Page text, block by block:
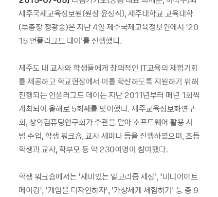
제주국제교육정보원(원장 윤상식), 제주대학교 교육대학
(부총장 정광중)은 지난 4일 제주국제교육정보원에서 ‘20
15 언플러그드 데이’를 진행했다.
제주도 내 교사와 학생들에게 창의적인 IT교육의 체험기회
를 제공하고 학교현장에서 이를 확산하도록 지원하기 위해
진행되는 언플러그드 데이는 지난 2011년부터 매년 1회씩
개최되어 올해로 5회째를 맞이했다. 제주교육정보화연구
회, 창의컴퓨팅연구회가 주관을 맡아 소프트웨어 활용 시
범 수업, 학생 워크숍, 교사 세미나 등을 진행하였으며, 초등
학생과 교사, 학부모 등 약 230여명이 참여했다.
학생 워크숍에서는 ‘재미있는 알고리즘 세상’, ‘미디어아트
메이킹’, ‘게임을 디자인하자’, ‘가상세계 체험하기’ 등 총 9